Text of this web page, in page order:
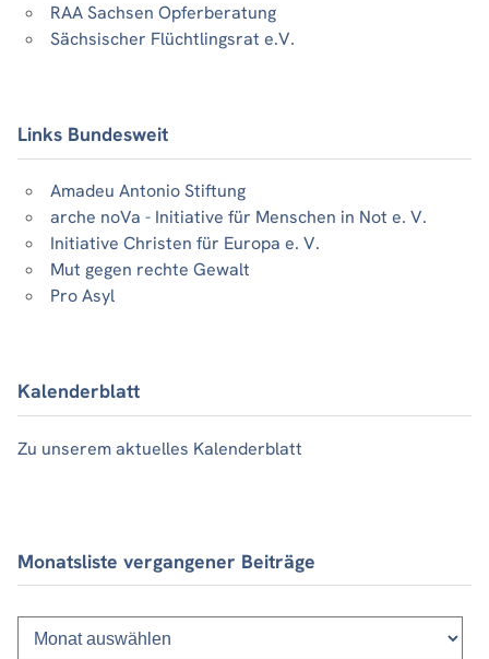
RAA Sachsen Opferberatung
Sächsischer Flüchtlingsrat e.V.
Links Bundesweit
Amadeu Antonio Stiftung
arche noVa - Initiative für Menschen in Not e. V.
Initiative Christen für Europa e. V.
Mut gegen rechte Gewalt
Pro Asyl
Kalenderblatt
Zu unserem aktuelles Kalenderblatt
Monatsliste vergangener Beiträge
Monatsliste
vergangener
Beiträge